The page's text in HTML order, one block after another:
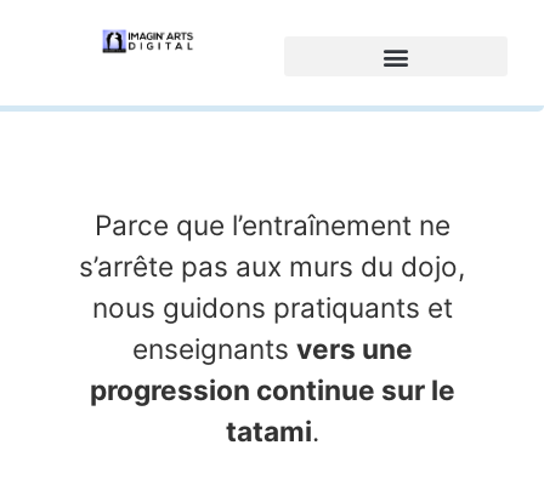
Parce que l’entraînement ne
s’arrête pas aux murs du dojo,
nous guidons pratiquants et
enseignants vers une
progression continue sur le
tatami.